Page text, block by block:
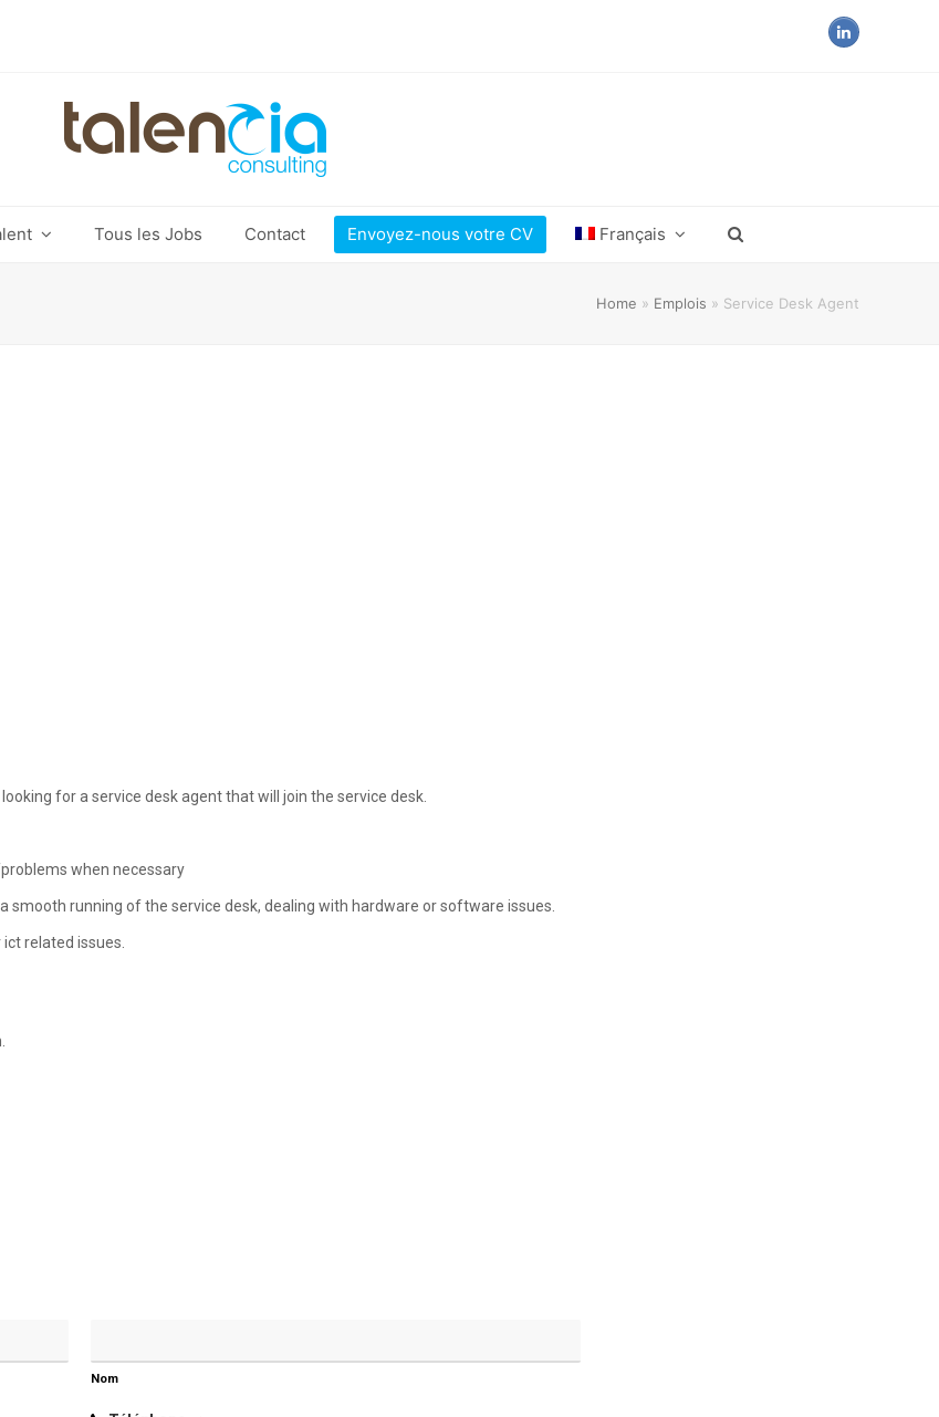
LinkedIn
Tous les Jobs Contact Envoyez-nous votre CV Français
Home » Emplois » Service Desk Agent
for a service desk agent that will join the service desk.
when necessary
smooth running of the service desk, dealing with hardware or software issues.
related issues.
Nom